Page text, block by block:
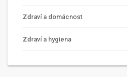
Zdraví a domácnost
Zdraví a hygiena